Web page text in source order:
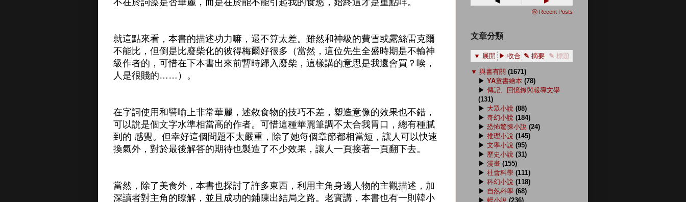
就這點來看，本書的描述功力嘛，還不算太差。雖然和神級的費雪或露絲雷克爾
不能比，但倒是比廢柴化的彼得梅爾好很多（當然，這位先生全盛時期是不輸神
級作者的，可惜在下本書出來前暫時歸入廢柴，這樣講的意思是我還會買？唉，
人是很賤的……）。
在字詞使用和譬喻上非常華麗，述敘食物的技巧不差，塑造意像的效果也不錯，
可以說是個文字水準相當高的作者。可惜這種華麗筆調不太合我胃口，總有種膩
到的 感覺。但幸好這個問題不太嚴重，除了她每個章節都相當短，讓人可以快速
換氣外，對於最後解答的期待也製造了不少效果，讓人一頁接著一頁翻下去。
當然，除了美食外，本書也探討了許多東西，利用主角身邊人物的主觀描述，加
深讀者對主角的瞭解，並且成功的鋪陳出結局之路。老實講，本書也有一則韓小
ⓦ Recent Posts
文章分類
▼ 展開 ▶ 收合 ✎ 摘要 ✎ 標題
▼ 與書有關 (1671)
▶ YA童書繪本 (78)
▶ 傳記、回憶錄與報導文學
(131)
▶ 大眾小說 (88)
▶ 奇幻小說 (184)
▶ 恐怖驚悚小說 (24)
▶ 推理小說 (145)
▶ 文學小說 (95)
▶ 歷史小說 (31)
▶ 漫畫 (155)
▶ 社會科學 (111)
▶ 科幻小說 (118)
▶ 自然科學 (68)
▶ 輕小說 (236)